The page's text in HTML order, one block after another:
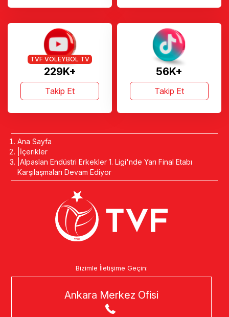
229K+
TVF VOLEYBOL TV
Takip Et
56K+
Takip Et
Ana Sayfa
İçerikler
Alpaslan Endüstri Erkekler 1. Ligi'nde Yarı Final Etabı
Karşılaşmaları Devam Ediyor
Bizimle İletişime Geçin:
Ankara Merkez Ofisi